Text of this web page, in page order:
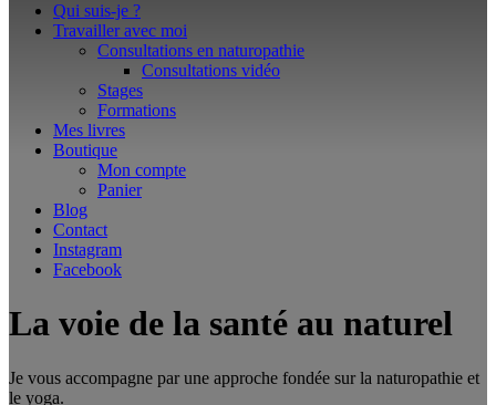
Qui suis-je ?
Travailler avec moi
Consultations en naturopathie
Consultations vidéo
Stages
Formations
Mes livres
Boutique
Mon compte
Panier
Blog
Contact
Instagram
Facebook
La voie de la santé au naturel
Je vous accompagne par une approche fondée sur la naturopathie et
le yoga.